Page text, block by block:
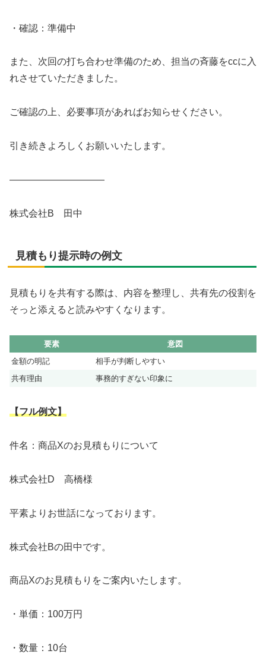
・確認：準備中
また、次回の打ち合わせ準備のため、担当の斉藤をccに入
れさせていただきました。
ご確認の上、必要事項があればお知らせください。
引き続きよろしくお願いいたします。
――――――――――
株式会社B 田中
見積もり提示時の例文
見積もりを共有する際は、内容を整理し、共有先の役割を
そっと添えると読みやすくなります。
要素
意図
金額の明記
相手が判断しやすい
共有理由
事務的すぎない印象に
【フル例文】
件名：商品Xのお見積もりについて
株式会社D 高橋様
平素よりお世話になっております。
株式会社Bの田中です。
商品Xのお見積もりをご案内いたします。
・単価：100万円
・数量：10台